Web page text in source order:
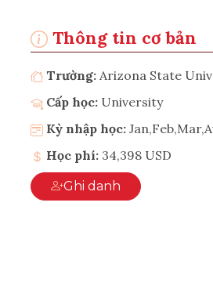
Thông tin cơ bản
Trường: Arizona State
Cấp học: University
Kỳ nhập học:
Học phí: 34,398 USD
Ghi danh